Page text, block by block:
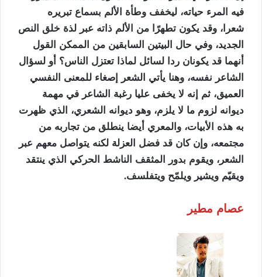
فيه المرء حياته، ليخفف وطأة الألم بسماع تبريره
شعرا، وقد يكون تطهرًا من الألم ذاته عبر لذة خلق النص
الجديد، وفي حال البيتين السابقين من الممكن القول
أنهما قد يكونان ردا لسائل لماذا تعتزل الناس؟ أو لسؤال
الشاعر نفسه، وهنا يأتي الشعر إصغاء للمعنى النفسي
العميق، ثم إنه لا يخفى عليا رغبة الشاعر في مهمة
ديوانه لزوم ما لا يلزم، وهو ديوانه الشعري، الذي ظهرت
به هذه الأبيات، والمعري أيضا ينطلق من تجاربه من
مجتمعه، وإن كان قد فضل العزلة لكنه يتواصل معهم عبر
الشعر، ويقوم بدور المثقف الناشط الحركي الذي ينتقد
ويقيّم ويشير ويلمّح ويتفلسف.
عصام مطير